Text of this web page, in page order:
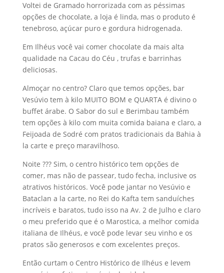
Voltei de Gramado horrorizada com as péssimas
opções de chocolate, a loja é linda, mas o produto é
tenebroso, açúcar puro e gordura hidrogenada.
Em Ilhéus você vai comer chocolate da mais alta
qualidade na Cacau do Céu , trufas e barrinhas
deliciosas.
Almoçar no centro? Claro que temos opções, bar
Vesúvio tem à kilo MUITO BOM e QUARTA é divino o
buffet árabe. O Sabor do sul e Berimbau também
tem opções à kilo com muita comida baiana e claro, a
Feijoada de Sodré com pratos tradicionais da Bahia à
la carte e preço maravilhoso.
Noite ??? Sim, o centro histórico tem opções de
comer, mas não de passear, tudo fecha, inclusive os
atrativos históricos. Você pode jantar no Vesúvio e
Bataclan a la carte, no Rei do Kafta tem sanduíches
incríveis e baratos, tudo isso na Av. 2 de Julho e claro
o meu preferido que é o Marostica, a melhor comida
italiana de Ilhéus, e você pode levar seu vinho e os
pratos são generosos e com excelentes preços.
Então curtam o Centro Histórico de Ilhéus e levem